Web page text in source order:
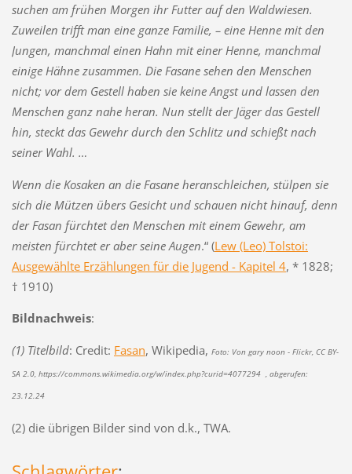
suchen am frühen Morgen ihr Futter auf den Waldwiesen.
Zuweilen trifft man eine ganze Familie, – eine Henne mit den
Jungen, manchmal einen Hahn mit einer Henne, manchmal
einige Hähne zusammen. Die Fasane sehen den Menschen
nicht; vor dem Gestell haben sie keine Angst und lassen den
Menschen ganz nahe heran. Nun stellt der Jäger das Gestell
hin, steckt das Gewehr durch den Schlitz und schießt nach
seiner Wahl. …
Wenn die Kosaken an die Fasane heranschleichen, stülpen sie
sich die Mützen übers Gesicht und schauen nicht hinauf, denn
der Fasan fürchtet den Menschen mit einem Gewehr, am
meisten fürchtet er aber seine Augen.“ (Lew (Leo) Tolstoi:
Ausgewählte Erzählungen für die Jugend - Kapitel 4, * 1828;
† 1910)
Bildnachweis:
(1) Titelbild: Credit: Fasan, Wikipedia, Foto: Von gary noon - Flickr, CC BY-
SA 2.0, https://commons.wikimedia.org/w/index.php?curid=4077294 , abgerufen:
23.12.24
(2) die übrigen Bilder sind von d.k., TWA.